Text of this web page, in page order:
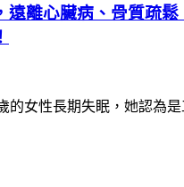
遠離心臟病、骨質疏鬆
的女性長期失眠，她認為